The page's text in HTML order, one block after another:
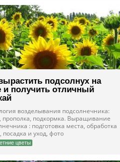
подсолнух на
и получить отличный
возделывания подсолнечника:
прополка, подкормка. Выращивание
: подготовка места, обработка
посадка и уход, фото
цветы